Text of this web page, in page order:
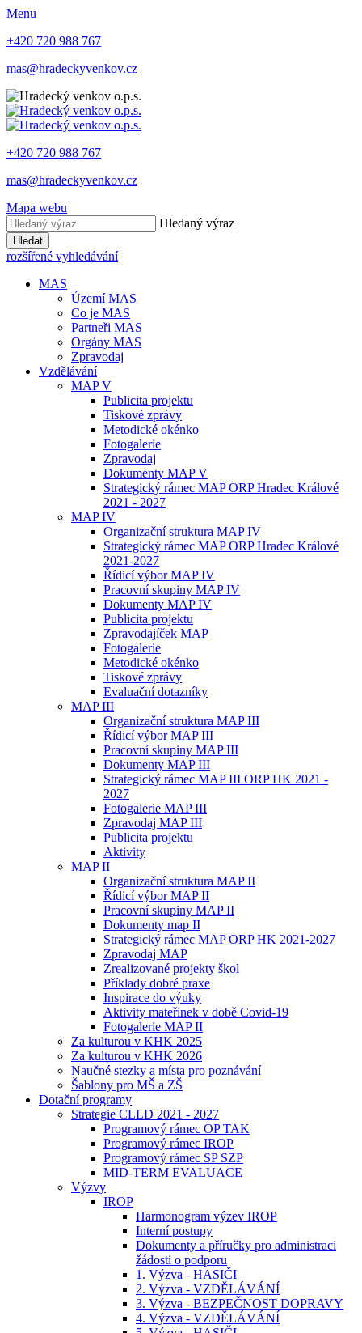
Menu
+420 720 988 767
mas@hradeckyvenkov.cz
+420 720 988 767
mas@hradeckyvenkov.cz
Mapa webu
Hledaný výraz
Hledat
rozšířené vyhledávání
MAS
Území MAS
Co je MAS
Partneři MAS
Orgány MAS
Zpravodaj
Vzdělávání
MAP V
Publicita projektu
Tiskové zprávy
Metodické okénko
Fotogalerie
Zpravodaj
Dokumenty MAP V
Strategický rámec MAP ORP Hradec Králové
2021 - 2027
MAP IV
Organizační struktura MAP IV
Strategický rámec MAP ORP Hradec Králové
2021-2027
Řídicí výbor MAP IV
Pracovní skupiny MAP IV
Dokumenty MAP IV
Publicita projektu
Zpravodajíček MAP
Fotogalerie
Metodické okénko
Tiskové zprávy
Evaluační dotazníky
MAP III
Organizační struktura MAP III
Řídicí výbor MAP III
Pracovní skupiny MAP III
Dokumenty MAP III
Strategický rámec MAP III ORP HK 2021 -
2027
Fotogalerie MAP III
Zpravodaj MAP III
Publicita projektu
Aktivity
MAP II
Organizační struktura MAP II
Řídicí výbor MAP II
Pracovní skupiny MAP II
Dokumenty map II
Strategický rámec MAP ORP HK 2021-2027
Zpravodaj MAP
Zrealizované projekty škol
Příklady dobré praxe
Inspirace do výuky
Aktivity mateřinek v době Covid-19
Fotogalerie MAP II
Za kulturou v KHK 2025
Za kulturou v KHK 2026
Naučné stezky a místa pro poznávání
Šablony pro MŠ a ZŠ
Dotační programy
Strategie CLLD 2021 - 2027
Programový rámec OP TAK
Programový rámec IROP
Programový rámec SP SZP
MID-TERM EVALUACE
Výzvy
IROP
Harmonogram výzev IROP
Interní postupy
Dokumenty a příručky pro administraci
žádosti o podporu
1. Výzva - HASIČI
2. Výzva - VZDĚLÁVÁNÍ
3. Výzva - BEZPEČNOST DOPRAVY
4. Výzva - VZDĚLÁVÁNÍ